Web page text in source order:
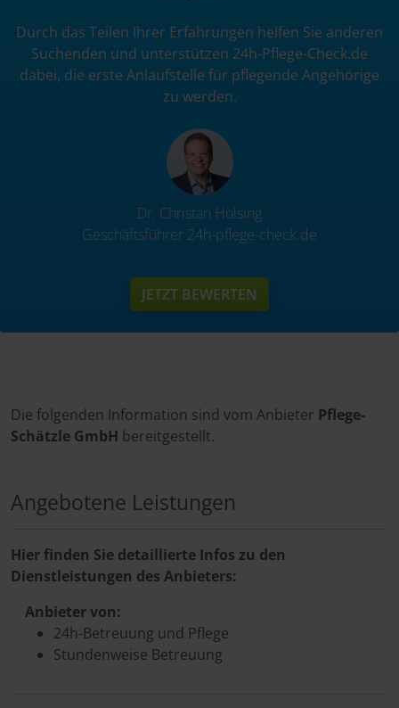
Durch das Teilen Ihrer Erfahrungen helfen Sie anderen
Suchenden und unterstützen 24h-Pflege-Check.de
dabei, die erste Anlaufstelle für pflegende Angehörige
zu werden.
Dr. Christan Holsing
Geschäftsführer 24h-pflege-check.de
JETZT BEWERTEN
Die folgenden Information sind vom Anbieter Pflege-
Schätzle GmbH bereitgestellt.
Angebotene Leistungen
Hier finden Sie detaillierte Infos zu den
Dienstleistungen des Anbieters:
Anbieter von:
24h-Betreuung und Pflege
Stundenweise Betreuung